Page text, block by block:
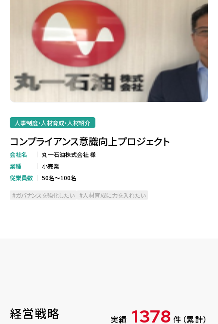
人事制度・人材育成・人材紹介
コンプライアンス意識向上プロジェクト
会社名
丸一石油株式会社 様
業種
小売業
従業員数
50名～100名
ガバナンスを強化したい 人材育成に力を入れたい
経営戦略 実績 1378 件（累計）